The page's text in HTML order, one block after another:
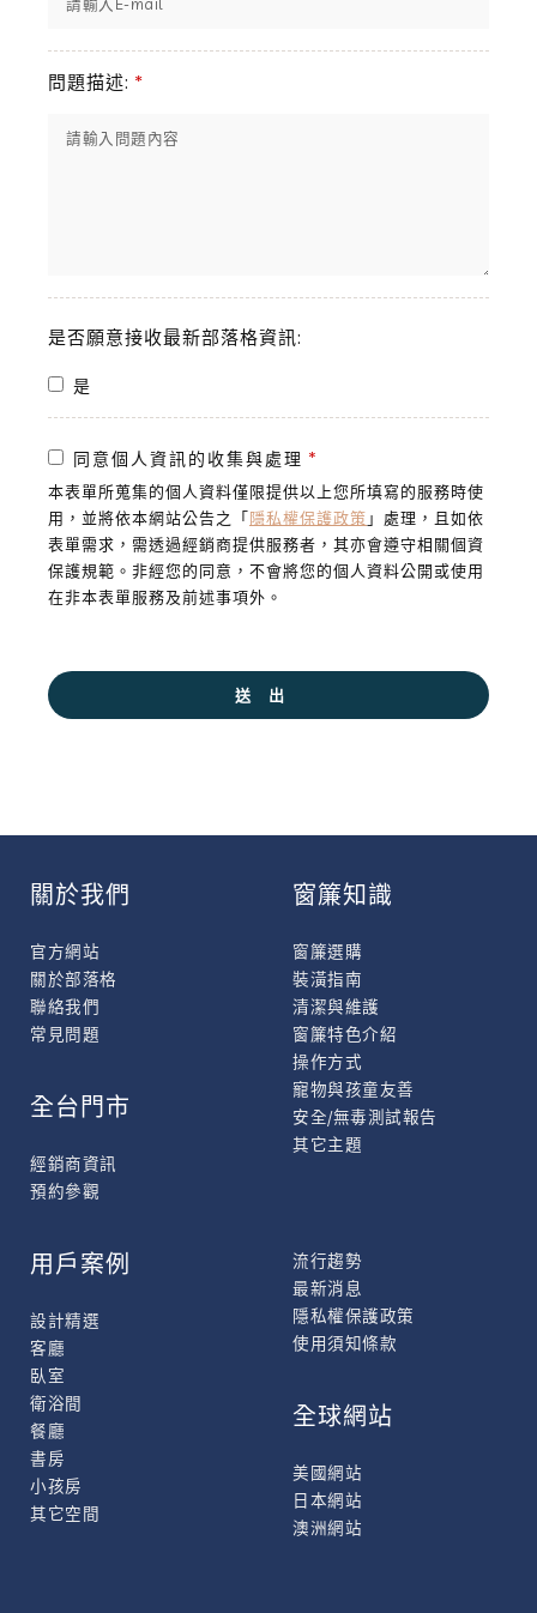
問題描述: *
是否願意接收最新部落格資訊:
是
同意個人資訊的收集與處理 *
本表單所蒐集的個人資料僅限提供以上您所填寫的服務時使
用，並將依本網站公告之「隱私權保護政策 」處理，且如依
表單需求，需透過經銷商提供服務者，其亦會遵守相關個資
保護規範。非經您的同意，不會將您的個人資料公開或使用
在非本表單服務及前述事項外。
關於我們
官方網站
關於部落格
聯絡我們
常見問題
窗簾知識
窗簾選購
裝潢指南
清潔與維護
窗簾特色介紹
操作方式
寵物與孩童友善
安全/無毒測試報告
其它主題
全台門市
經銷商資訊
預約參觀
用戶案例
設計精選
客廳
臥室
衛浴間
餐廳
書房
小孩房
其它空間
流行趨勢
最新消息
隱私權保護政策
使用須知條款
全球網站
美國網站
日本網站
澳洲網站